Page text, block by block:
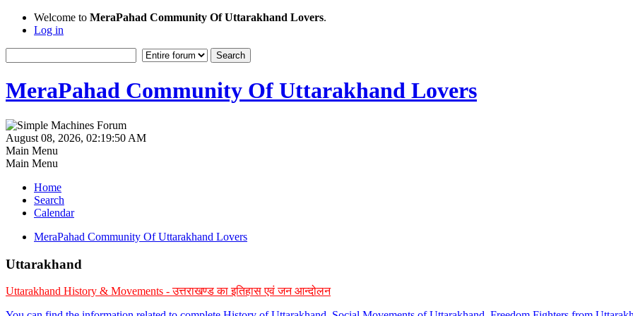
Welcome to MeraPahad Community Of Uttarakhand Lovers.
Log in
MeraPahad Community Of Uttarakhand Lovers
August 08, 2026, 02:19:50 AM
Main Menu
Main Menu
Home
Search
Calendar
MeraPahad Community Of Uttarakhand Lovers
Uttarakhand
Uttarakhand History & Movements - उत्तराखण्ड का इतिहास एवं जन आन्दोलन